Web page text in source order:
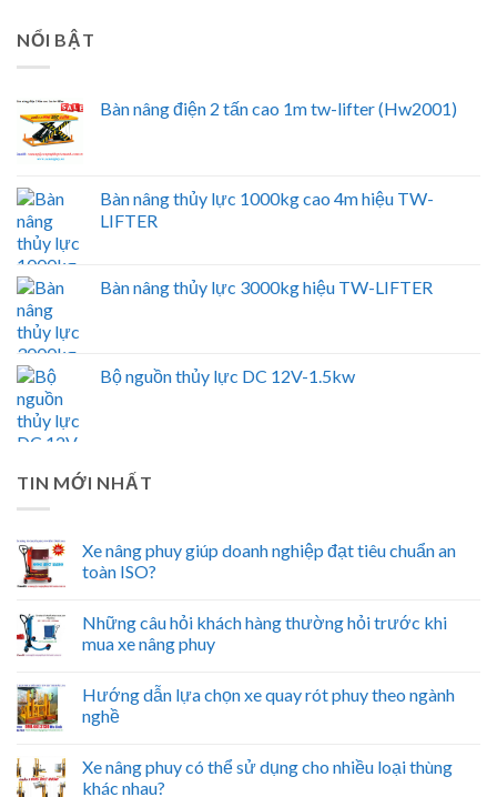
NỔI BẬT
Bàn nâng điện 2 tấn cao 1m tw-lifter (Hw2001)
Bàn nâng thủy lực 1000kg cao 4m hiệu TW-
LIFTER
Bàn nâng thủy lực 3000kg hiệu TW-LIFTER
Bộ nguồn thủy lực DC 12V-1.5kw
TIN MỚI NHẤT
Xe nâng phuy giúp doanh nghiệp đạt tiêu chuẩn an
toàn ISO?
Những câu hỏi khách hàng thường hỏi trước khi
mua xe nâng phuy
Hướng dẫn lựa chọn xe quay rót phuy theo ngành
nghề
Xe nâng phuy có thể sử dụng cho nhiều loại thùng
khác nhau?